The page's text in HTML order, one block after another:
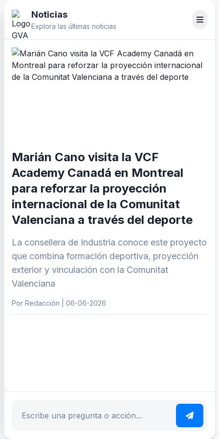
Noticias
Explora las últimas noticias
Marián Cano visita la VCF
Academy Canadá en Montreal
para reforzar la proyección
internacional de la Comunitat
Valenciana a través del deporte
La consellera de Industria conoce este proyecto
que combina formación deportiva, proyección
exterior y vinculación con la Comunitat
Valenciana
Por Redacción | 06-06-2026
Escribe tu pregunta